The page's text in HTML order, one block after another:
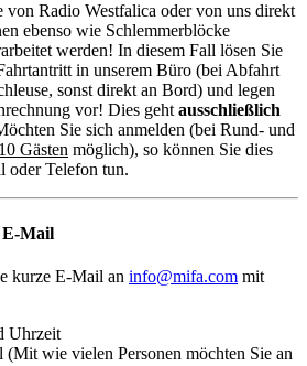
von Radio Westfalica oder von uns direkt
ebenso wie Schlemmerblöcke
werden! In diesem Fall lösen Sie
in unserem Büro (bei Abfahrt
sonst direkt an Bord) und legen
vor! Dies gehtausschließlich
Sie sich anmelden (bei Rund- und
Gästen möglich), so können Sie dies
oder Telefon tun.
E-Mail
kurze E-Mail an info@mifa.com mit
Uhrzeit
(Mit wie vielen Personen möchten Sie an